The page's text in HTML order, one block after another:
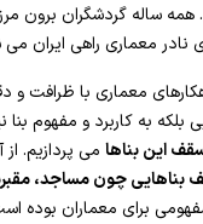
ساله گردشگران برون
نادر معماری راهی ایران
معماری با ظرافت و
بلکه به کاربرد و مفهوم
این بناها می پردازیم.
بناهایی چون مساجد، مقبره
برای معماران بوده